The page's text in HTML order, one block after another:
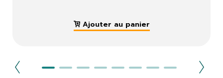
Ajouter au panier